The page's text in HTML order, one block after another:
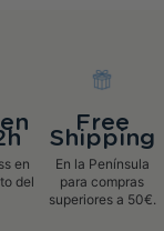
en
del
Free
Shipping
En la Península
para compras
superiores a 50€.